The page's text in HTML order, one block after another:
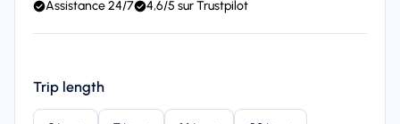
Assistance 24/7
4,6/5 sur Trustpilot
Trip length